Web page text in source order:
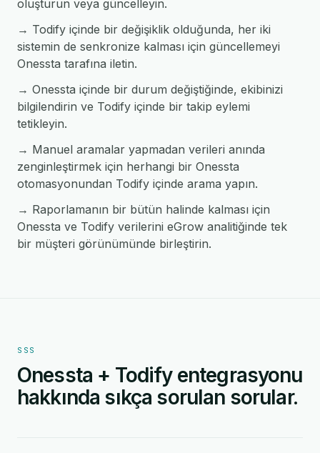
oluşturun veya güncelleyin.
→ Todify içinde bir değişiklik olduğunda, her iki
sistemin de senkronize kalması için güncellemeyi
Onessta tarafına iletin.
→ Onessta içinde bir durum değiştiğinde, ekibinizi
bilgilendirin ve Todify içinde bir takip eylemi
tetikleyin.
→ Manuel aramalar yapmadan verileri anında
zenginleştirmek için herhangi bir Onessta
otomasyonundan Todify içinde arama yapın.
→ Raporlamanın bir bütün halinde kalması için
Onessta ve Todify verilerini eGrow analitiğinde tek
bir müşteri görünümünde birleştirin.
SSS
Onessta + Todify entegrasyonu
hakkında sıkça sorulan sorular.